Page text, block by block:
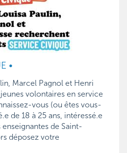
•
Marcel Pagnol et Henri
volontaires en service
vous (ou êtes vous-
de 18 à 25 ans, intéressé.e
de Saint-
déposez votre